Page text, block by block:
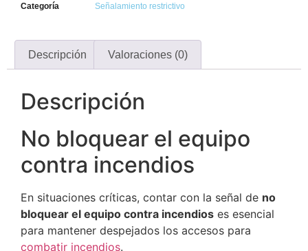
Categoría Señalamiento restrictivo
Descripción Valoraciones (0)
Descripción
No bloquear el equipo
contra incendios
En situaciones críticas, contar con la señal de no
bloquear el equipo contra incendios es esencial
para mantener despejados los accesos para
combatir incendios.